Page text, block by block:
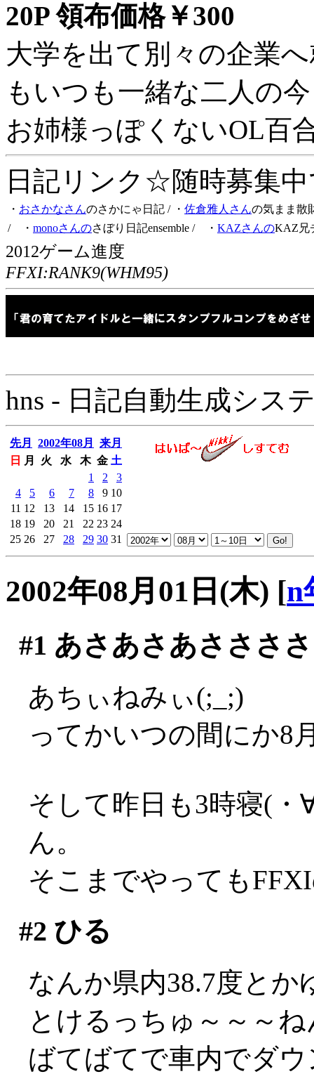
20P 領布価格￥300
大学を出て別々の企業
もいつも一緒な二人の
お姉様っぽくないOL百
日記リンク☆随時募集
・ おさかなさんのさかにゃ日記 / ・ 佐倉雅人さんの気まま散
/ ・ monoさんのさぼり日記ensemble / ・ KAZさんのKAZ兄
2012ゲーム進度
FFXI:RANK9(WHM95)
hns - 日記自動生成シス
先月 2002年08月
来月
日
月 火 水 木 金 土
1
2
3
4
5 6 7 8 9 10
11 12 13 14 15 16 17
18 19 20 21 22 23 24
25 26 27 28 29 30 31
2002年08月01日(木) [n
#1 あさあさあさささ
あちぃねみぃ(;_;)
ってかいつの間にか8
そして昨日も3時寝(
ん。
そこまでやっても
#2 ひる
なんか県内38.7度と
とけるっちゅ～～～
ばてばてで車内でダ